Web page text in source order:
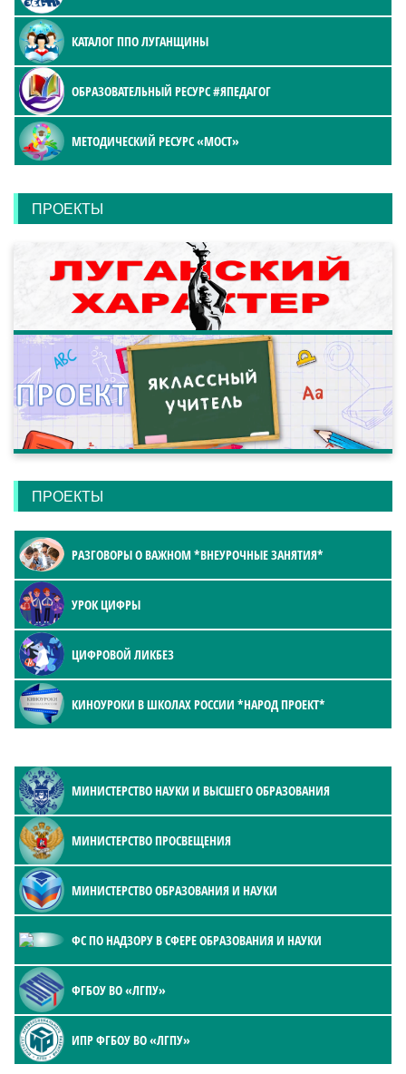
КАТАЛОГ ППО ЛУГАНЩИНЫ
ОБРАЗОВАТЕЛЬНЫЙ РЕСУРС #ЯПЕДАГОГ
МЕТОДИЧЕСКИЙ РЕСУРС «МОСТ»
ПРОЕКТЫ
ПРОЕКТЫ
РАЗГОВОРЫ О ВАЖНОМ *ВНЕУРОЧНЫЕ ЗАНЯТИЯ*
УРОК ЦИФРЫ
ЦИФРОВОЙ ЛИКБЕЗ
КИНОУРОКИ В ШКОЛАХ РОССИИ *НАРОД ПРОЕКТ*
МИНИСТЕРСТВО НАУКИ И ВЫСШЕГО ОБРАЗОВАНИЯ
МИНИСТЕРСТВО ПРОСВЕЩЕНИЯ
МИНИСТЕРСТВО ОБРАЗОВАНИЯ И НАУКИ
ФС ПО НАДЗОРУ В СФЕРЕ ОБРАЗОВАНИЯ И НАУКИ
ФГБОУ ВО «ЛГПУ»
ИПР ФГБОУ ВО «ЛГПУ»